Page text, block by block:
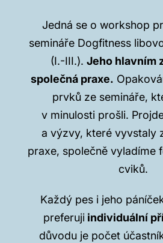
Jedná se o workshop
semináře Dogfitness
(I.-III.). Jeho hlavním
společná praxe.
prvků ze semináře,
v minulosti prošli.
a výzvy, které vyvstaly
praxe, společně vyladíme
cviků.
Každý pes i jeho
preferuji individuální
důvodu je počet